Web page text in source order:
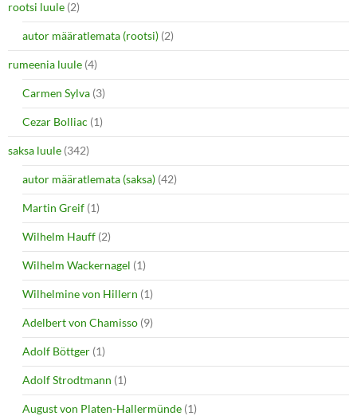
rootsi luule (2)
autor määratlemata (rootsi) (2)
rumeenia luule (4)
Carmen Sylva (3)
Cezar Bolliac (1)
saksa luule (342)
autor määratlemata (saksa) (42)
Martin Greif (1)
Wilhelm Hauff (2)
Wilhelm Wackernagel (1)
Wilhelmine von Hillern (1)
Adelbert von Chamisso (9)
Adolf Böttger (1)
Adolf Strodtmann (1)
August von Platen-Hallermünde (1)